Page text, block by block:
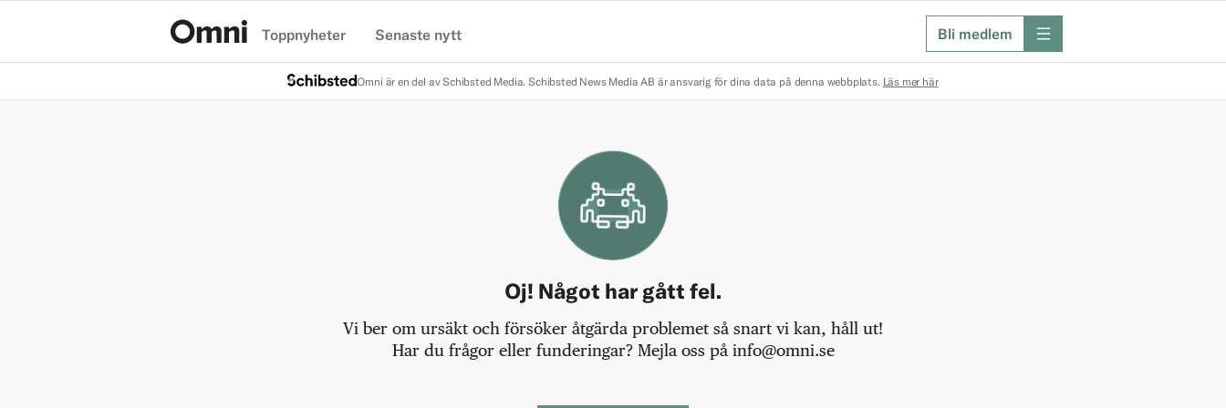
Toppnyheter Senaste nytt Bli medlem meny
Omni är en del av Schibsted Media. Schibsted News Media AB är ansvarig för dina data på denna webbplats. Läs mer här
Oj! Något har gått fel.
Vi ber om ursäkt och försöker åtgärda problemet så snart vi kan, håll ut!
Har du frågor eller funderingar? Mejla oss på info@omni.se